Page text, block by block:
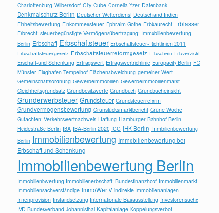
Charlottenburg-Wilbersdorf City-Cube Cornelia Yzer Datenbank
Denkmalschutz Berlin Deutscher Wetterdienst Deutschland Indien
Einheitsbewertung Einkommensteuer Ephraim Gothe Erbbaurecht Erblasser
Erbrecht; steuerbegünstigte Vermögensübertragung; Immobilienbewertung
Berlin Erbschaft Erbschaftsteuer Erbschaftsteuer-Richtlinien 2011
Erbschaftsteuergesetz Erbschaftsteuerreformgesetz Erbschein Erbverzicht
Erschaft-und Schenkung Ertragswert Ertragswertrichlinie Europacity Berlin FG
Münster Flughafen Tempelhof Flächenabweichung gemeiner Wert
Gemeinschaftsordnung Gewerbeimmobilien Gewerbeimmobilienmarkt
Gleichheitsgrundsatz Grundbesitzwerte Grundbuch Grundbucheinsicht
Grunderwerbsteuer Grundsteuer Grundsteuerreform
Grundvermögensbewertung Grunstücksmarktbericht Grüne Woche
Gutachten; Verkehrswertnachweis Haftung Hamburger Bahnhof Berlin
Heidestraße Berlin IBA IBA-Berlin 2020 ICC IHK Berlin Immbilienbewertung
Berlin Immobilienbewertung Immobilienbewertung bei
Erbschaft und Schenkung
Immobilienbewertung Berlin
Immobilienbwertung Immobilienerbschaft; Bundesfinanzhoof Immobilienmarkt
Immobiliensachverständige ImmoWertV indirekte Immobilienanlagen
Innenprovision Instandsetzung Internationale Bauausstellung Investorensuche
IVD Bundesverband Johannisthal Kapitalanlage Koppelungsverbot